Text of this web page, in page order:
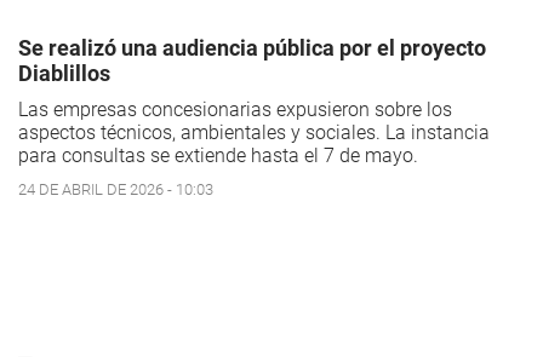
Se realizó una audiencia pública por el proyecto
Diablillos
Las empresas concesionarias expusieron sobre los
aspectos técnicos, ambientales y sociales. La instancia
para consultas se extiende hasta el 7 de mayo.
24 DE ABRIL DE 2026 - 10:03